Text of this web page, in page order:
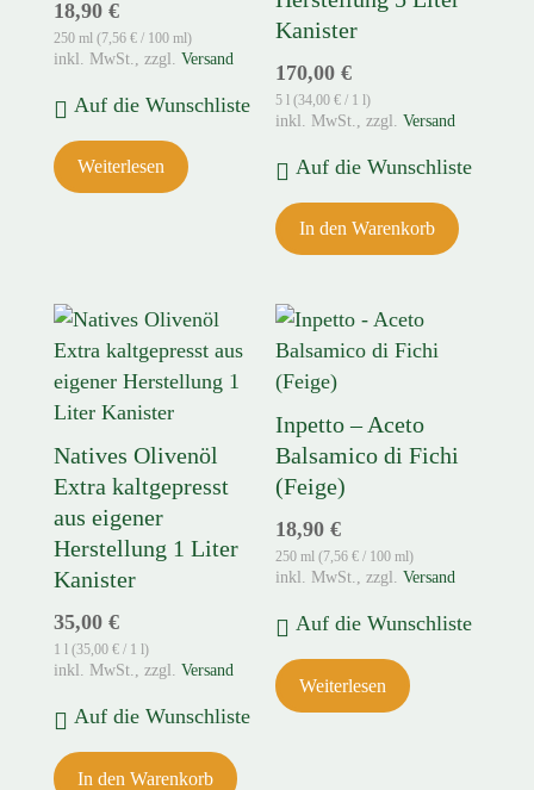
18,90 €
250 ml (7,56 €/ 100 ml)
zzgl. Versand
Auf die Wunschliste
Weiterlesen
Kanister
170,00€
5 l (34,00€ / 1 l)
zzgl.Versand
Auf die Wunschliste
In den Warenkorb
Natives Olivenöl
Extra kaltgepresst
aus eigener
Herstellung 1 Liter
Kanister
35,00 €
1 l (35,00 €/ 1 l)
zzgl. Versand
Auf die Wunschliste
In den Warenkorb
Inpetto – Aceto
Balsamico di Fichi
(Feige)
18,90€
250 ml (7,56€ / 100 ml)
zzgl.Versand
Auf die Wunschliste
Weiterlesen